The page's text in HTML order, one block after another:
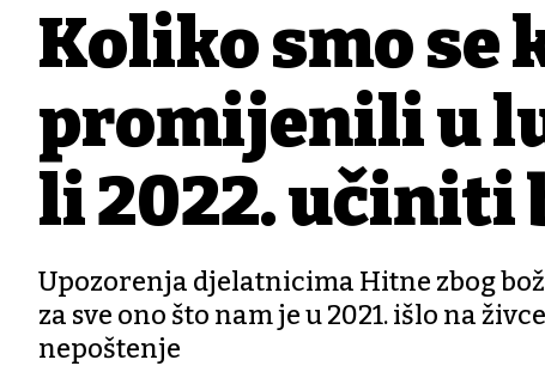
Koliko smo se
promijenili u
li 2022. učiniti
Upozorenja djelatnicima Hitne zbog
za sve ono što nam je u 2021. išlo na
nepoštenje